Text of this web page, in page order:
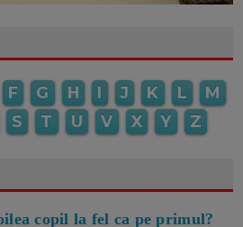
F G H I J K L
M
S T U V X Y Z
copil la fel ca pe primul?